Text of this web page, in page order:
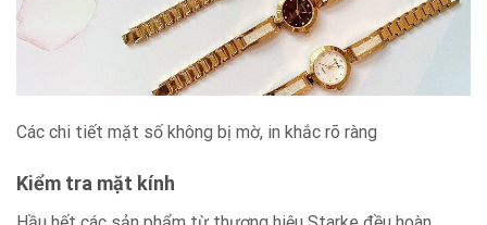
Các chi tiết mặt số không bị mờ, in khắc rõ ràng
Kiểm tra mặt kính